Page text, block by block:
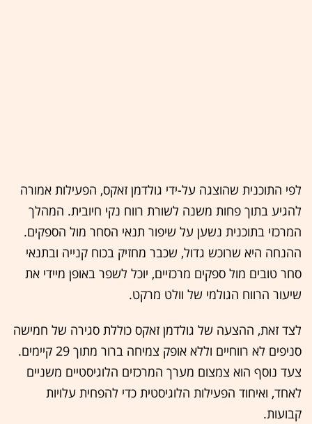
לפי התוכנית שהוצגה על-ידי גולדמן זאקס, הפעילות אמורה
להגיע בתוך פחות משנה לשורת רווח נקי חיובית. המהלך
המרכזי בתוכנית נשען על שיפור תנאי הסחר מול הספקים.
ההנחה היא שרוכש גדול, שכבר מחזיק בכוח קנייה ובתנאי
סחר טובים מול ספקים מרכזיים, יוכל לשפר באופן מיידי את
שיעור הרווח הגולמי של וולט מרקט.
לצד זאת, ההצעה של גולדמן זאקס כוללת סגירה של חמישה
סניפים לא רווחיים וללא אופק צמיחה ברור מתוך 29 קיימים.
צעד נוסף הוא צמצום מערך המרכזים הלוגיסטיים משניים
לאחד, ואיחוד הפעילות הלוגיסטית כדי להפחית עלויות
קבועות.